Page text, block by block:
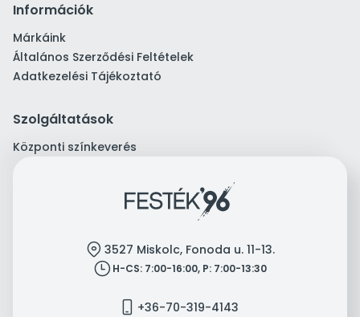
Információk
Márkáink
Általános Szerződési Feltételek
Adatkezelési Tájékoztató
Szolgáltatások
Központi színkeverés
location 3527 Miskolc, Fonoda u. 11-13.
clock H-CS: 7:00-16:00, P: 7:00-13:30
mobile +36-70-319-4143